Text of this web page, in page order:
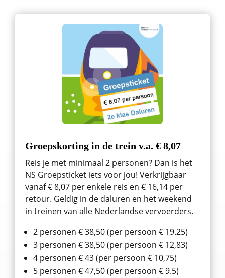
Groepskorting in de trein v.a. € 8,07
Reis je met minimaal 2 personen? Dan is het
NS Groepsticket iets voor jou! Verkrijgbaar
vanaf € 8,07 per enkele reis en € 16,14 per
retour. Geldig in de daluren en het weekend
in treinen van alle Nederlandse vervoerders.
2 personen € 38,50 (per persoon € 19.25)
3 personen € 38,50 (per persoon € 12,83)
4 personen € 43 (per persoon € 10,75)
5 personen € 47,50 (per persoon € 9.5)